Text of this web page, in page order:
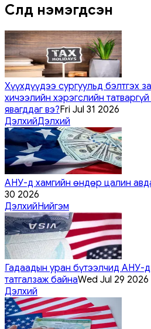
Сүүлд нэмэгдсэн
Хүүхдүүдээ сургуульд бэлтгэх
хичээлийн хэрэгслийн
явагддаг вэ?Fri Jul 31 2026
ДэлхийДэлхий
АНУ-д хамгийн өндөр цалин
30 2026
ДэлхийНийгэм
Гадаадын уран бүтээлчид АНУ-д
татгалзаж байнаWed Jul 29 2026
Дэлхий